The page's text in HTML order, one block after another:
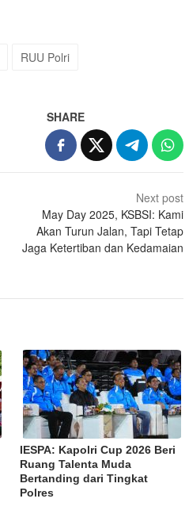
RUU Polri
SHARE
Next post
May Day 2025, KSBSI: Kami
Akan Turun Jalan, Tapi Tetap
Jaga Ketertiban dan Kedamaian
IESPA: Kapolri Cup 2026 Beri
Ruang Talenta Muda
Bertanding dari Tingkat
Polres